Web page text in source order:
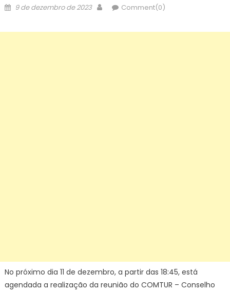
Posted
9 de dezembro de 2023 AuthorComment(0)
No próximo dia 11 de dezembro, a partir das 18:45, está
agendada a realização da reunião do COMTUR – Conselho